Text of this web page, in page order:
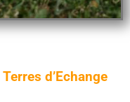
Terres d’Echange